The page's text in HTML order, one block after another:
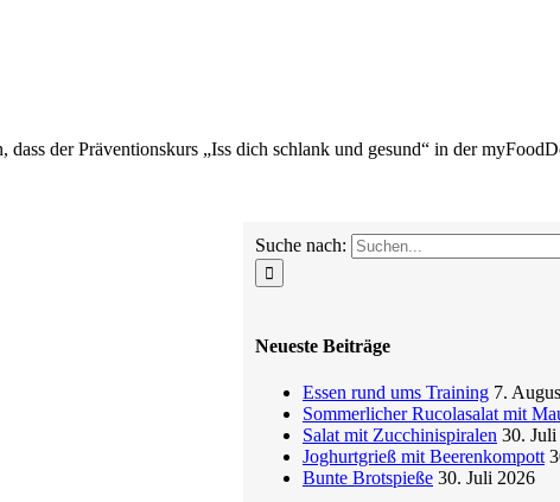
der Präventionskurs „Iss dich schlank und gesund“ in der
Suche nach:
Neueste Beiträge
Essen rund ums Training 7.
Sommerlicher Rucolasalat mit
Salat mit Zucchinispiralen 30.
Joghurtgrieß mit Beerenkompott
Bunte Brotspieße 30. Juli 2026